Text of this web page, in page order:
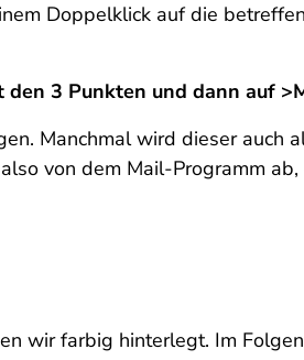
Doppelklick auf die
den 3 Punkten und dann auf
Manchmal wird dieser auch
von dem Mail-Programm
wir farbig hinterlegt. Im